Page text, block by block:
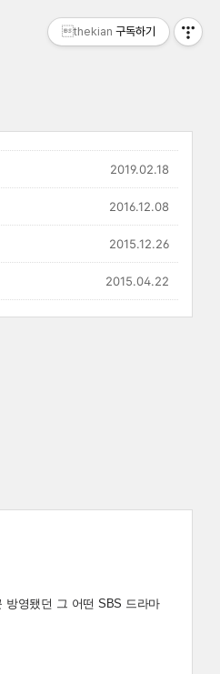
2019.02.18
2016.12.08
2015.12.26
2015.04.22
방영됐던 그 어떤 SBS 드라마
thekian 구독하기